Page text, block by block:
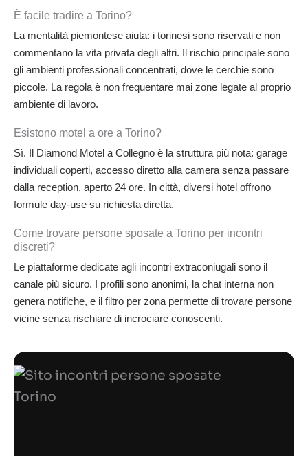
È facile tradire a Torino?
La mentalità piemontese aiuta: i torinesi sono riservati e non
commentano la vita privata degli altri. Il rischio principale sono
gli ambienti professionali concentrati, dove le cerchie sono
piccole. La regola è non frequentare mai zone legate al proprio
ambiente di lavoro.
Esistono motel a ore a Torino?
Sì. Il Diamond Motel a Collegno è la struttura più nota: garage
individuali coperti, accesso diretto alla camera senza passare
dalla reception, aperto 24 ore. In città, diversi hotel offrono
formule day-use su richiesta diretta.
Come trovare persone sposate a Torino per incontri
discreti?
Le piattaforme dedicate agli incontri extraconiugali sono il
canale più sicuro. I profili sono anonimi, la chat interna non
genera notifiche, e il filtro per zona permette di trovare persone
vicine senza rischiare di incrociare conoscenti.